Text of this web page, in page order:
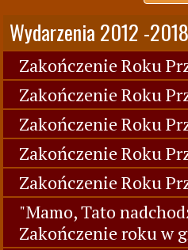
Wydarzenia 2012 -2018
Zakończenie Roku
Zakończenie Roku
Zakończenie Roku
Zakończenie Roku
Zakończenie Roku
"Mamo, Tato
Zakończenie roku w